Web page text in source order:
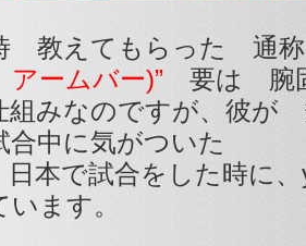
教えてもらった 通
ームバー)” 要は 腕
組みなのですが、彼が
合中に気がついた
本で試合をした時に、
ます。